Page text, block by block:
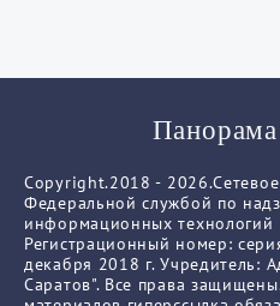
Панорама
Copyright.2018 -
Федеральной службой по
информационных
Регистрационный номер:
декабря 2018 г. Учредитель:
Саратов". Все права